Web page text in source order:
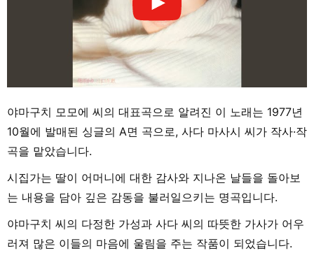
야마구치 모모에 씨의 대표곡으로 알려진 이 노래는 1977년
10월에 발매된 싱글의 A면 곡으로, 사다 마사시 씨가 작사·작
곡을 맡았습니다.
시집가는 딸이 어머니에 대한 감사와 지나온 날들을 돌아보
는 내용을 담아 깊은 감동을 불러일으키는 명곡입니다.
야마구치 씨의 다정한 가성과 사다 씨의 따뜻한 가사가 어우
러져 많은 이들의 마음에 울림을 주는 작품이 되었습니다.